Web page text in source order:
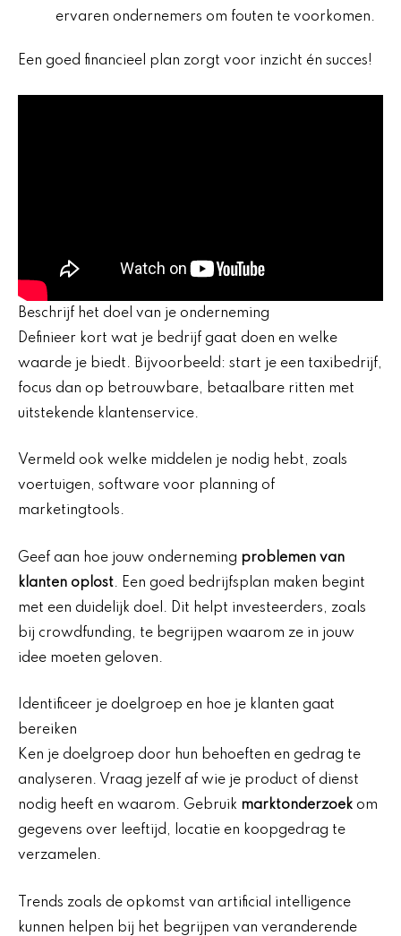
ervaren ondernemers om fouten te voorkomen.
Een goed financieel plan zorgt voor inzicht én succes!
Beschrijf het doel van je onderneming
Definieer kort wat je bedrijf gaat doen en welke
waarde je biedt. Bijvoorbeeld: start je een taxibedrijf,
focus dan op betrouwbare, betaalbare ritten met
uitstekende klantenservice.
Vermeld ook welke middelen je nodig hebt, zoals
voertuigen, software voor planning of
marketingtools.
Geef aan hoe jouw onderneming problemen van
klanten oplost. Een goed bedrijfsplan maken begint
met een duidelijk doel. Dit helpt investeerders, zoals
bij crowdfunding, te begrijpen waarom ze in jouw
idee moeten geloven.
Identificeer je doelgroep en hoe je klanten gaat
bereiken
Ken je doelgroep door hun behoeften en gedrag te
analyseren. Vraag jezelf af wie je product of dienst
nodig heeft en waarom. Gebruik marktonderzoek om
gegevens over leeftijd, locatie en koopgedrag te
verzamelen.
Trends zoals de opkomst van artificial intelligence
kunnen helpen bij het begrijpen van veranderende